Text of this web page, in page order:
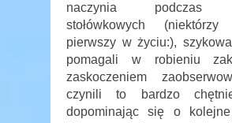
naczynia podczas
stołówkowych
pierwszy w życiu:),
pomagali w robieniu
zaskoczeniem
czynili to bardzo
dopominając się o